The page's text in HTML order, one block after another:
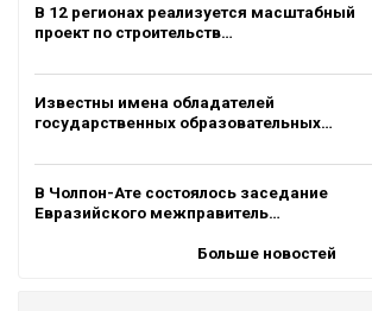
В 12 регионах реализуется масштабный
проект по строительств…
Известны имена обладателей
государственных образовательных…
В Чолпон-Ате состоялось заседание
Евразийского межправитель…
Больше новостей